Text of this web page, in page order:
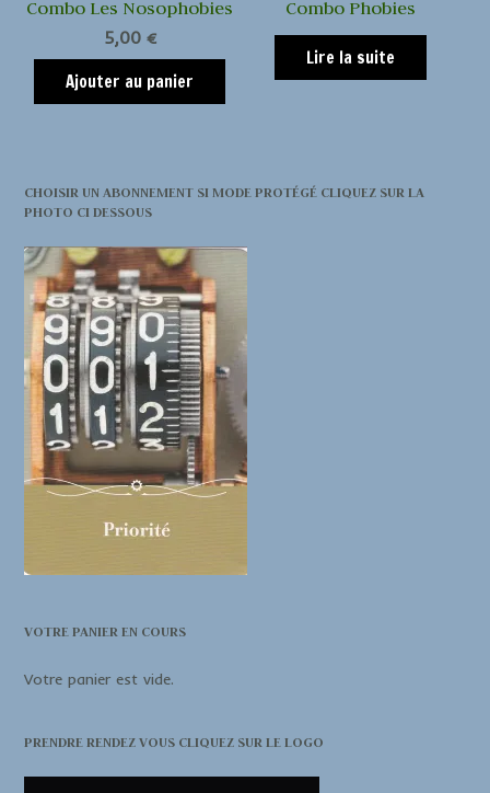
Combo Les Nosophobies
5,00 €
Ajouter au panier
Combo Phobies
Lire la suite
CHOISIR UN ABONNEMENT SI MODE PROTÉGÉ CLIQUEZ SUR LA
PHOTO CI DESSOUS
VOTRE PANIER EN COURS
Votre panier est vide.
PRENDRE RENDEZ VOUS CLIQUEZ SUR LE LOGO